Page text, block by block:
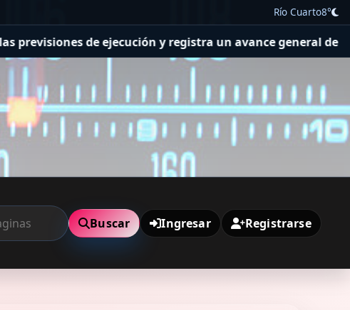
Río Cuarto8°
y registra un avance general del 36% Se realizó una
Buscar Ingresar Registrarse